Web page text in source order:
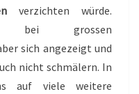
verzichten würde.
bei grossen
sich angezeigt und
nicht schmälern. In
auf viele weitere